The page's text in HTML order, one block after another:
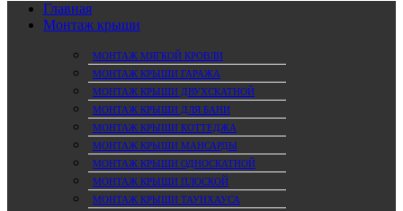
Главная
Монтаж крыши
МОНТАЖ МЯГКОЙ КРОВЛИ
МОНТАЖ КРЫШИ ГАРАЖА
МОНТАЖ КРЫШИ ДВУХСКАТНОЙ
МОНТАЖ КРЫШИ ДЛЯ БАНИ
МОНТАЖ КРЫШИ КОТТЕДЖА
МОНТАЖ КРЫШИ МАНСАРДЫ
МОНТАЖ КРЫШИ ОДНОСКАТНОЙ
МОНТАЖ КРЫШИ ПЛОСКОЙ
МОНТАЖ КРЫШИ ТАУНХАУСА